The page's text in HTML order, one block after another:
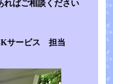
ればご相談ください
サービス 担当